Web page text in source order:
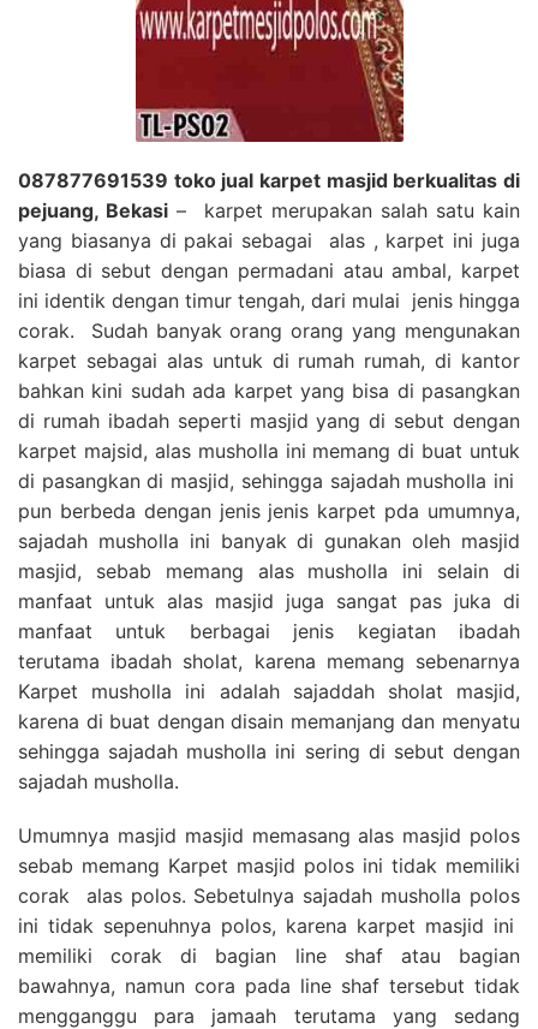
087877691539 toko jual karpet masjid berkualitas di
pejuang, Bekasi – karpet merupakan salah satu kain
yang biasanya di pakai sebagai alas , karpet ini juga
biasa di sebut dengan permadani atau ambal, karpet
ini identik dengan timur tengah, dari mulai jenis hingga
corak. Sudah banyak orang orang yang mengunakan
karpet sebagai alas untuk di rumah rumah, di kantor
bahkan kini sudah ada karpet yang bisa di pasangkan
di rumah ibadah seperti masjid yang di sebut dengan
karpet majsid, alas musholla ini memang di buat untuk
di pasangkan di masjid, sehingga sajadah musholla ini
pun berbeda dengan jenis jenis karpet pda umumnya,
sajadah musholla ini banyak di gunakan oleh masjid
masjid, sebab memang alas musholla ini selain di
manfaat untuk alas masjid juga sangat pas juka di
manfaat untuk berbagai jenis kegiatan ibadah
terutama ibadah sholat, karena memang sebenarnya
Karpet musholla ini adalah sajaddah sholat masjid,
karena di buat dengan disain memanjang dan menyatu
sehingga sajadah musholla ini sering di sebut dengan
sajadah musholla.
Umumnya masjid masjid memasang alas masjid polos
sebab memang Karpet masjid polos ini tidak memiliki
corak alas polos. Sebetulnya sajadah musholla polos
ini tidak sepenuhnya polos, karena karpet masjid ini
memiliki corak di bagian line shaf atau bagian
bawahnya, namun cora pada line shaf tersebut tidak
mengganggu para jamaah terutama yang sedang